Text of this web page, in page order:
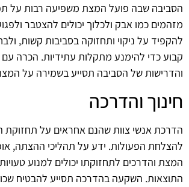
הסביבה שבה פועל המצת משפיעה רבות על
מזהמים כמו אבק ולכלוך יכולים להצטבר
להקפיד על ניקוי ותחזוקה בסביבות קשות,
קבוע כדי להימנע מתקלות עתידיות. הכרה
והדרישות של הסביבה תסייע בשמירה על
חינוך והדרכה
הדרכת אנשי צוות שהנם אחראים על תחזוקת
להצלחת הפעולות. ידע על תהליכי ההצתה,
המצת והדרכים לתחזוקתו יכולים למנוע
התוצאות. השקעה בהדרכה תסייע להבטיח